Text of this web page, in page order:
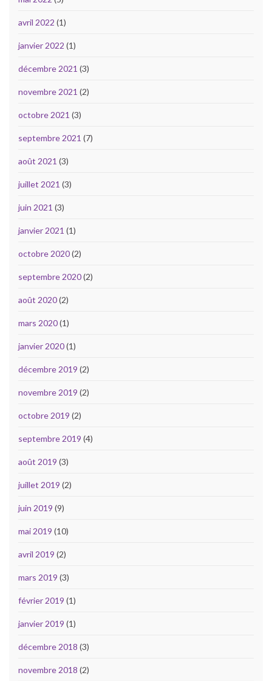
avril 2022 (1)
janvier 2022 (1)
décembre 2021 (3)
novembre 2021 (2)
octobre 2021 (3)
septembre 2021 (7)
août 2021 (3)
juillet 2021 (3)
juin 2021 (3)
janvier 2021 (1)
octobre 2020(2)
septembre 2020(2)
août 2020(2)
mars 2020(1)
janvier 2020(1)
décembre 2019 (2)
novembre 2019 (2)
octobre 2019 (2)
septembre 2019 (4)
août 2019 (3)
juillet 2019 (2)
juin 2019 (9)
mai 2019 (10)
avril 2019 (2)
mars 2019 (3)
février 2019 (1)
janvier 2019 (1)
décembre 2018 (3)
novembre 2018 (2)